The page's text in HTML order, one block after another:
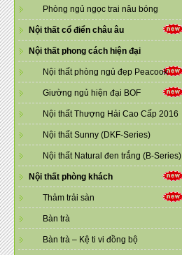
Phòng ngủ ngọc trai nâu bóng
Nội thất cổ điển châu âu
Nội thất phong cách hiện đại
Nội thất phòng ngủ đẹp Peacook
Giường ngủ hiện đại BOF
Nội thất Thượng Hải Cao Cấp 2016
Nội thất Sunny (DKF-Series)
Nội thất Natural đen trắng (B-Series)
Nội thất phòng khách
Thảm trải sàn
Bàn trà
Bàn trà – Kệ ti vi đồng bộ